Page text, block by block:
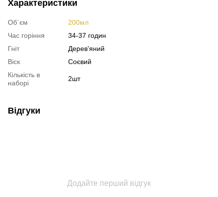
Характеристики
Об`єм
200мл
Час горіння
34-37 годин
Гніт
Дерев'яний
Віск
Соєвий
Кількість в
наборі
2шт
Відгуки
Додайте перший відгук